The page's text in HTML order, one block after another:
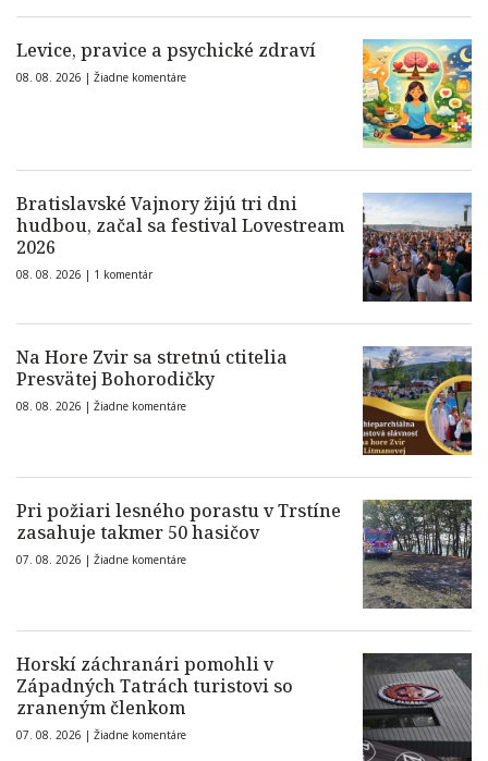
Levice, pravice a psychické zdraví
08. 08. 2026 | Žiadne komentáre
Bratislavské Vajnory žijú tri dni
hudbou, začal sa festival Lovestream
2026
08. 08. 2026 | 1 komentár
Na Hore Zvir sa stretnú ctitelia
Presvätej Bohorodičky
08. 08. 2026 | Žiadne komentáre
Pri požiari lesného porastu v Trstíne
zasahuje takmer 50 hasičov
07. 08. 2026 | Žiadne komentáre
Horskí záchranári pomohli v
Západných Tatrách turistovi so
zraneným členkom
07. 08. 2026 | Žiadne komentáre